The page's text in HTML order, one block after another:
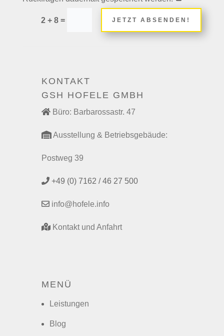
2 + 8 = JETZT ABSENDEN!
KONTAKT
GSH HOFELE GMBH
Büro: Barbarossastr. 47
Ausstellung & Betriebsgebäude:
Postweg 39
+49 (0) 7162 / 46 27 500
info@hofele.info
Kontakt und Anfahrt
MENÜ
Leistungen
Blog